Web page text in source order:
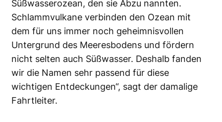
Süßwasserozean, den sie Abzu nannten.
Schlammvulkane verbinden den Ozean mit
dem für uns immer noch geheimnisvollen
Untergrund des Meeresbodens und fördern
nicht selten auch Süßwasser. Deshalb fanden
wir die Namen sehr passend für diese
wichtigen Entdeckungen“, sagt der damalige
Fahrtleiter.